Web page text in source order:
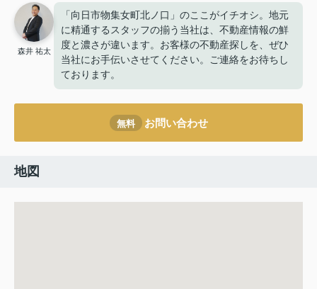
森井 祐太
「向日市物集女町北ノ口」のここがイチオシ。地元
に精通するスタッフの揃う当社は、不動産情報の鮮
度と濃さが違います。お客様の不動産探しを、ぜひ
当社にお手伝いさせてください。ご連絡をお待ちし
ております。
無料 お問い合わせ
地図